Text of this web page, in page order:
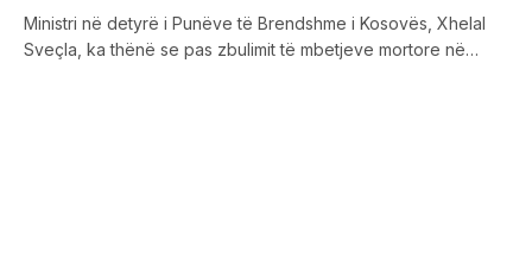
Ministri në detyrë i Punëve të Brendshme i Kosovës, Xhelal
Sveçla, ka thënë se pas zbulimit të mbetjeve mortore në…